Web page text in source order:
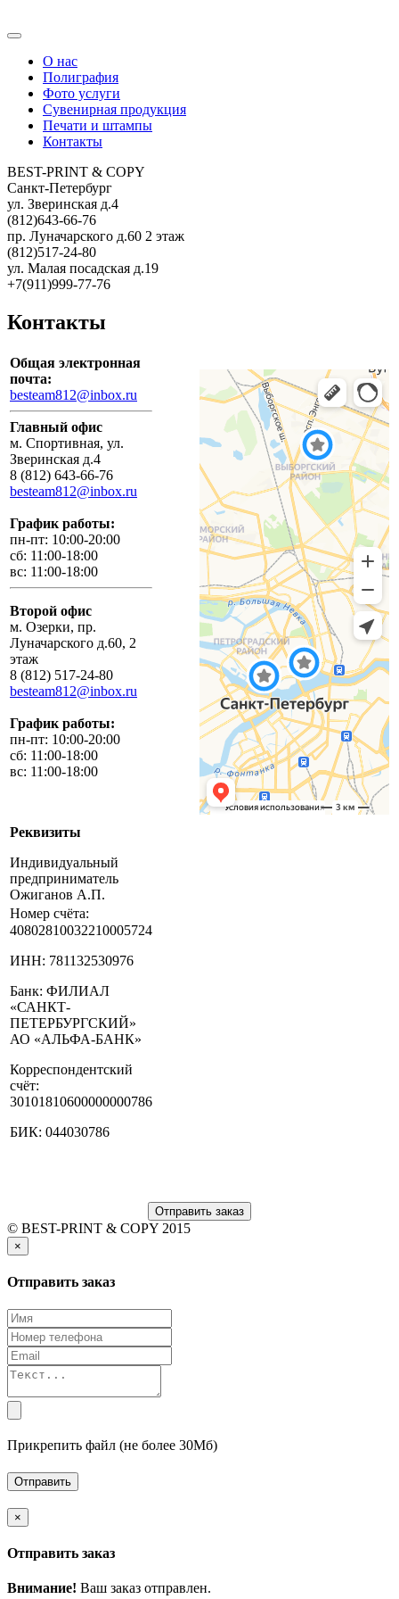
О нас
Полиграфия
Фото услуги
Сувенирная продукция
Печати и штампы
Контакты
BEST-PRINT & COPY
Санкт-Петербург
ул. Зверинская д.4
(812)643-66-76
пр. Луначарского д.60 2 этаж
(812)517-24-80
ул. Малая посадская д.19
+7(911)999-77-76
Контакты
Общая электронная
почта:
besteam812@inbox.ru
Главный офис
м. Спортивная, ул.
Зверинская д.4
8 (812) 643-66-76
besteam812@inbox.ru
График работы:
пн-пт: 10:00-20:00
сб: 11:00-18:00
вс: 11:00-18:00
Второй офис
м. Озерки, пр.
Луначарского д.60, 2
этаж
8 (812) 517-24-80
besteam812@inbox.ru
График работы:
пн-пт: 10:00-20:00
сб: 11:00-18:00
вс: 11:00-18:00
Реквизиты
Индивидуальный
предприниматель
Ожиганов А.П.
Номер счёта:
40802810032210005724
ИНН: 781132530976
Банк: ФИЛИАЛ
«САНКТ-
ПЕТЕРБУРГСКИЙ»
АО «АЛЬФА-БАНК»
Корреспондентский
счёт:
30101810600000000786
БИК: 044030786
Отправить заказ
© BEST-PRINT & COPY 2015
×
Отправить заказ
Прикрепить файл (не более 30Мб)
×
Отправить заказ
Внимание! Ваш заказ отправлен.